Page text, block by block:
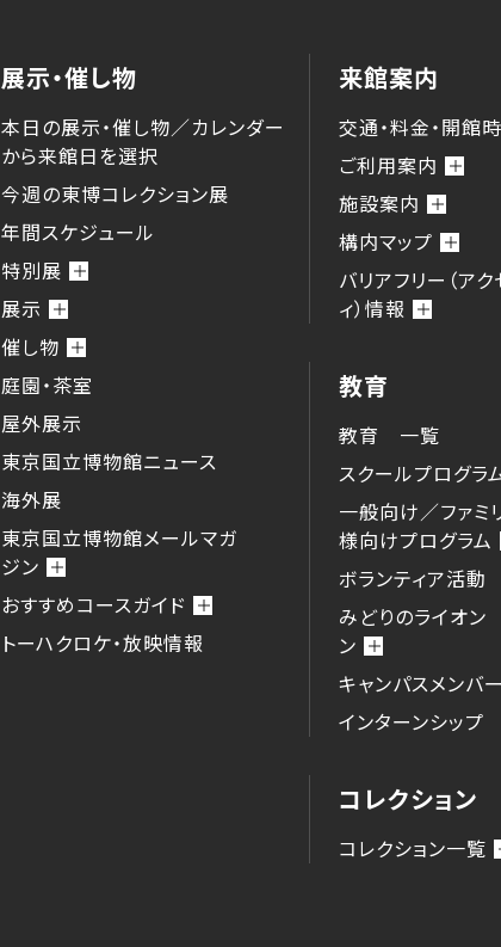
展示・催し物
本日の展示・催し物／カレンダー
から来館⽇を選択
今週の東博コレクション展
年間スケジュール
特別展
展示
催し物
庭園・茶室
屋外展示
東京国立博物館ニュース
海外展
東京国立博物館メールマガ
ジン
おすすめコースガイド
トーハクロケ・放映情報
来館案内
交通・料金・開館
ご利用案内
施設案内
構内マップ
バリアフリー（ア
ィ）情報
教育
教育 一覧
スクールプログラ
一般向け／ファミ
様向けプログラム
ボランティア活動
みどりのライオ
ン
キャンパスメンバ
インターンシップ
コレクション
コレクション一覧